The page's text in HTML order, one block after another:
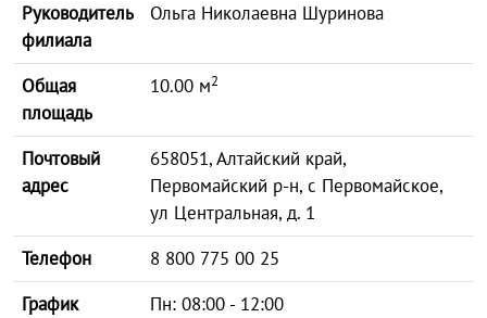
Руководитель
филиала
Ольга Николаевна Шуринова
Общая
площадь
10.00 м2
Почтовый
адрес
658051, Алтайский край,
Первомайский р-н, с Первомайское,
ул Центральная, д. 1
Телефон
8 800 775 00 25
График
Пн: 08:00 - 12:00